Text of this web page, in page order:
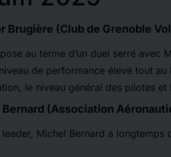
Brugière (Club de Grenoble
au terme d’un duel serré avec
de performance élevé tout
le niveau général des pilotes
(Association
Michel Bernard a